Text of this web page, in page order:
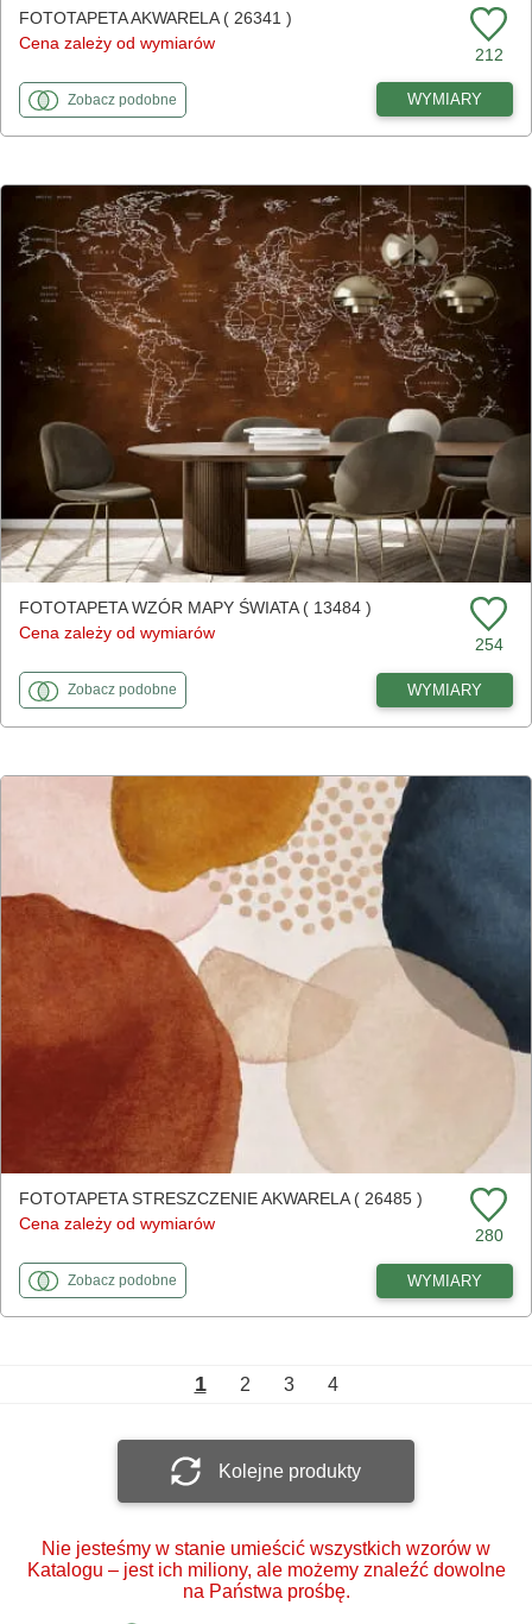
FOTOTAPETA AKWARELA ( 26341 )
Cena zależy od wymiarów
212
Zobaczfototapety
podobnedo Akwarela WYMIARY
FOTOTAPETA WZÓR MAPY ŚWIATA ( 13484 )
Cena zależy od wymiarów
254
Zobaczfototapety
podobnedo Wzór mapy świata WYMIARY
FOTOTAPETA STRESZCZENIE AKWARELA ( 26485 )
Cena zależy od wymiarów
280
Zobaczfototapety
podobnedo Streszczenie akwarela WYMIARY
1 2 3 4
Kolejne produkty
Nie jesteśmy w stanie umieścić wszystkich wzorów w
Katalogu – jest ich miliony, ale możemy znaleźć dowolne
na Państwa prośbę.